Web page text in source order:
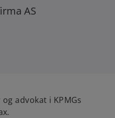
AS
advokat i KPMGs